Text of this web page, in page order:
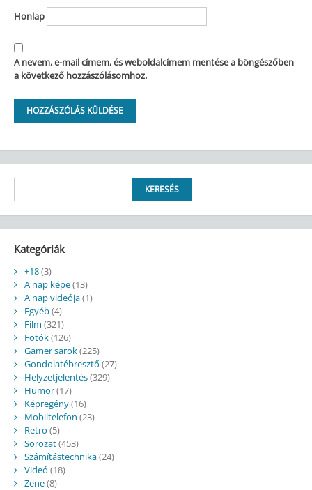
Honlap
A nevem, e-mail címem, és weboldalcímem mentése a böngészőben
a következő hozzászólásomhoz.
KERESÉS
Kategóriák
+18(3)
A nap képe(13)
A nap videója(1)
Egyéb(4)
Film (321)
Fotók(126)
Gamer sarok(225)
Gondolatébresztő (27)
Helyzetjelentés(329)
Humor(17)
Képregény(16)
Mobiltelefon (23)
Retro (5)
Sorozat(453)
Számítástechnika(24)
Videó (18)
Zene(8)